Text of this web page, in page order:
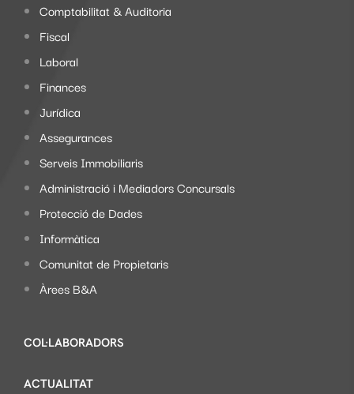
Comptabilitat & Auditoria
Fiscal
Laboral
Finances
Jurídica
Assegurances
Serveis Immobiliaris
Administració i Mediadors Concursals
Protecció de Dades
Informàtica
Comunitat de Propietaris
Àrees B&A
COL·LABORADORS
ACTUALITAT